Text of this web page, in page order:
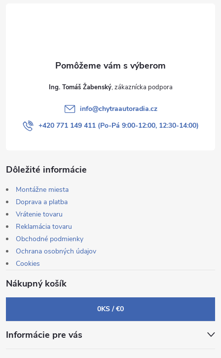
Ing. Tomáš Žabenský
info@chytraautoradia.cz
+420 771 149 411 (Po-Pá 9:00-12:00, 12:30-14:00)
Dôležité informácie
Montážne miesta
Doprava a platba
Vrátenie tovaru
Reklamácia tovaru
Obchodné podmienky
Ochrana osobných údajov
Cookies
Nákupný košík
0KS /€0
Informácie pre vás